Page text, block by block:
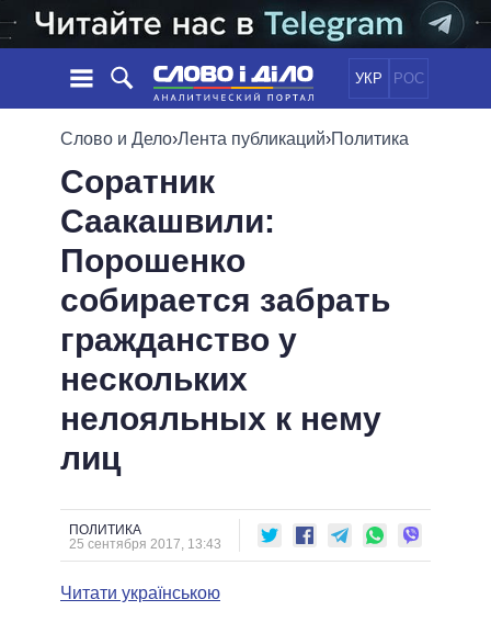
УКР РОС
НОВОСТИ
ЛЕНТА
СОБЫТИЯ
СТАТЬИ
МНЕНИЯ
ОБЗОРЫ
ДАЙДЖЕСТЫ
ЭКОНОМИКА
ОБЕЩАНИЯ
ПОЛИТИКИ
ВСЕ ПОЛИТИКИ
ПРЕЗИДЕНТ И ОФИС
ВЕРХОВНАЯ РАДА
КАБИНЕТ МИНИСТРОВ
ГЛАВЫ ОБЛАДМИНИСТРАЦИЙ
ВСЕ ПЕРСОНЫ
ИНФОГРАФИКА
ВИДЕО
ПОДДЕРЖАТЬ
СРАВНЕНИЕ ПОЛИТИКОВ
Слово и Дело›Лента публикаций›Политика
Соратник
Саакашвили:
Порошенко
собирается забрать
гражданство у
нескольких
нелояльных к нему
лиц
ПОЛИТИКА
25 сентября 2017, 13:43
Читати українською